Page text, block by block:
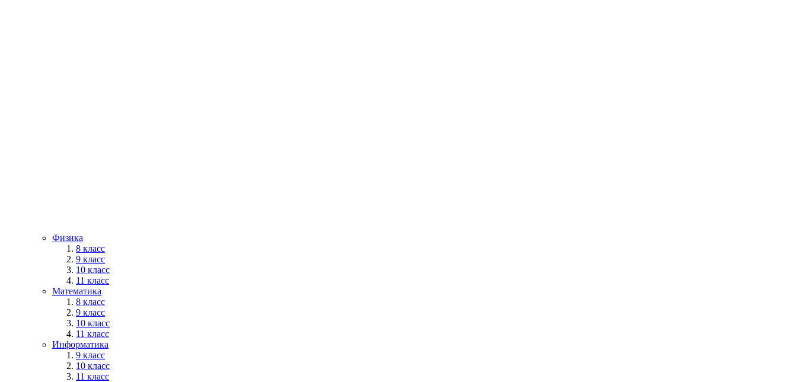
Физика
8 класс
9 класс
10 класс
11 класс
Математика
8 класс
9 класс
10 класс
11 класс
Информатика
9 класс
10 класс
11 класс